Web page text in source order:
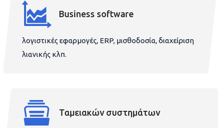
Business software
λογιστικές εφαρμογές, ERP, μισθοδοσία, διαχείριση
λιανικής κλπ.
Ταμειακών συστημάτων